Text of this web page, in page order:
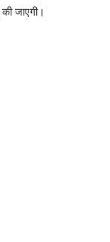
जाएगी।